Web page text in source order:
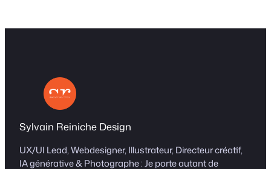
Sylvain Reiniche Design
UX/UI Lead, Webdesigner, Illustrateur, Directeur créatif,
IA générative & Photographe : Je porte autant de